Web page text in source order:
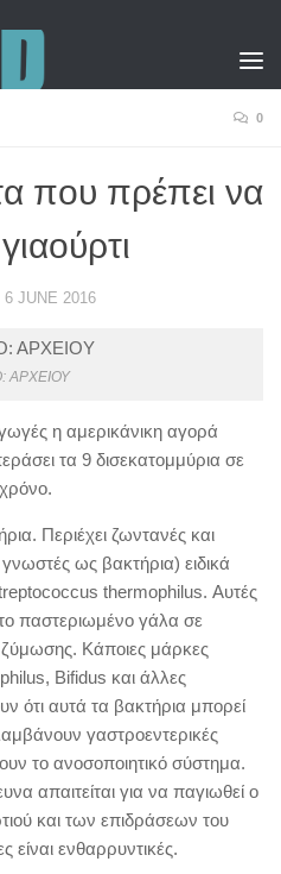
0
που πρέπει να
6 JUNE 2016
ΑΡΧΕΙΟΥ
η αμερικάνικη αγορά
τα 9 δισεκατομμύρια σε
Περιέχει ζωντανές και
ως βακτήρια) ειδικά
thermophilus. Αυτές
το παστεριωμένο γάλα σε
ζύμωσης. Κάποιες μάρκες
Bifidus και άλλες
ότι αυτά τα βακτήρια μπορεί
γαστροεντερικές
το ανοσοποιητικό σύστημα.
απαιτείται για να παγιωθεί ο
και των επιδράσεων του
είναι ενθαρρυντικές.